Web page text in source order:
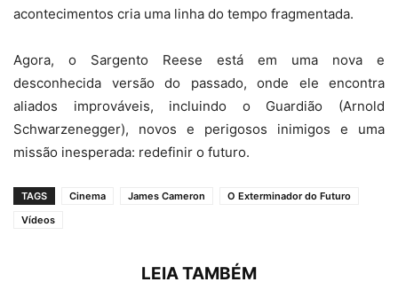
acontecimentos cria uma linha do tempo fragmentada.
Agora, o Sargento Reese está em uma nova e
desconhecida versão do passado, onde ele encontra
aliados improváveis, incluindo o Guardião (Arnold
Schwarzenegger), novos e perigosos inimigos e uma
missão inesperada: redefinir o futuro.
TAGS Cinema James Cameron
O Exterminador do Futuro
Vídeos
LEIA TAMBÉM